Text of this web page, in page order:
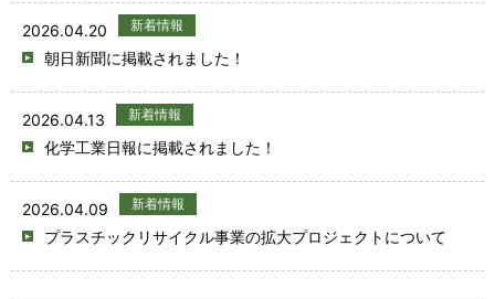
2026.04.20 新着情報
朝日新聞に掲載されました！
2026.04.13 新着情報
化学工業日報に掲載されました！
2026.04.09 新着情報
プラスチックリサイクル事業の拡大プロジェクトについて